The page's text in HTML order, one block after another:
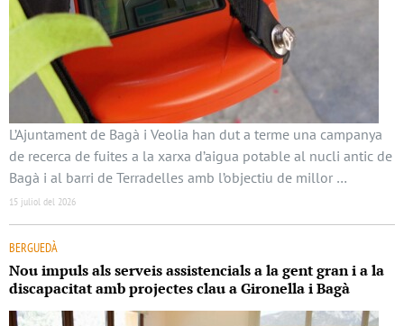
L’Ajuntament de Bagà i Veolia han dut a terme una campanya
de recerca de fuites a la xarxa d’aigua potable al nucli antic de
Bagà i al barri de Terradelles amb l’objectiu de millor …
15 juliol del 2026
BERGUEDÀ
Nou impuls als serveis assistencials a la gent gran i a la
discapacitat amb projectes clau a Gironella i Bagà